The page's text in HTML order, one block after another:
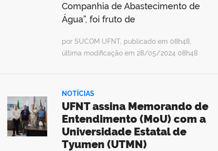
Companhia de Abastecimento de
Água”, foi fruto de
por SUCOM UFNT, publicado em 08h48,
última modificação em 28/05/2024 08h48
NOTÍCIAS
UFNT assina Memorando de
Entendimento (MoU) com a
Universidade Estatal de
Tyumen (UTMN)